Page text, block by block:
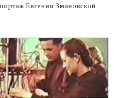
Евгении Змановской